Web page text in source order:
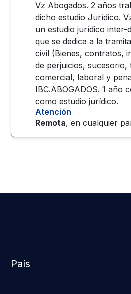
Vz Abogados. 2 años
dicho estudio Jurídico.
un estudio jurídico inter-
que se dedica a la
civil (Bienes, contratos,
de perjuicios, sucesorio,
comercial, laboral y
IBC.ABOGADOS. 1 año
como estudio jurídico.
Atención
Remota, en cualquier
País